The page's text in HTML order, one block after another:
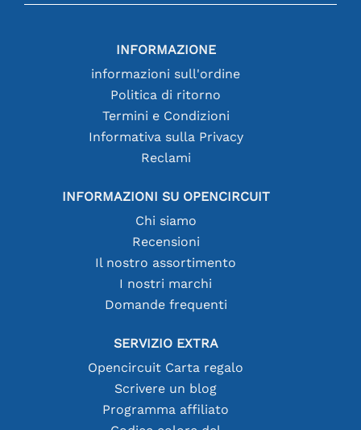
INFORMAZIONE
informazioni sull'ordine
Politica di ritorno
Termini e Condizioni
Informativa sulla Privacy
Reclami
INFORMAZIONI SU OPENCIRCUIT
Chi siamo
Recensioni
Il nostro assortimento
I nostri marchi
Domande frequenti
SERVIZIO EXTRA
Opencircuit Carta regalo
Scrivere un blog
Programma affiliato